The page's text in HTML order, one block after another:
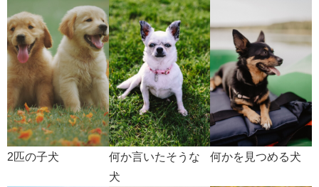
2匹の子犬
何か言いたそうな
犬
何かを見つめる犬